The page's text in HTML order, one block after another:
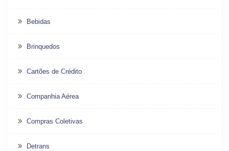
Bebidas
Brinquedos
Cartões de Crédito
Companhia Aérea
Compras Coletivas
Detrans